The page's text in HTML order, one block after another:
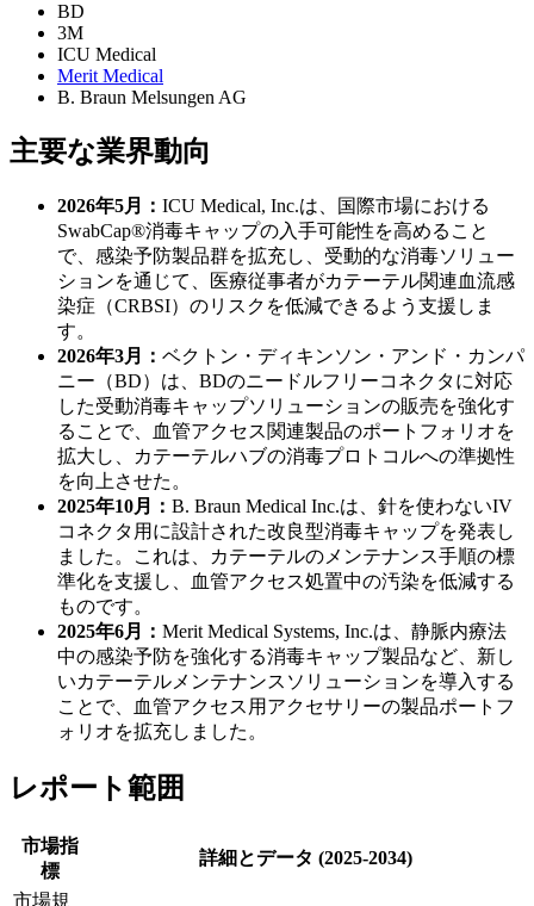
BD
3M
ICU Medical
Merit Medical
B. Braun Melsungen AG
主要な業界動向
2026年5月： ICU Medical, Inc.は、国際市場における
SwabCap®消毒キャップの入手可能性を高めること
で、感染予防製品群を拡充し、受動的な消毒ソリュー
ションを通じて、医療従事者がカテーテル関連血流感
染症（CRBSI）のリスクを低減できるよう支援しま
す。
2026年3月： ベクトン・ディキンソン・アンド・カンパ
ニー（BD）は、BDのニードルフリーコネクタに対応
した受動消毒キャップソリューションの販売を強化す
ることで、血管アクセス関連製品のポートフォリオを
拡大し、カテーテルハブの消毒プロトコルへの準拠性
を向上させた。
2025年10月： B. Braun Medical Inc.は、針を使わないIV
コネクタ用に設計された改良型消毒キャップを発表し
ました。これは、カテーテルのメンテナンス手順の標
準化を支援し、血管アクセス処置中の汚染を低減する
ものです。
2025年6月： Merit Medical Systems, Inc.は、静脈内療法
中の感染予防を強化する消毒キャップ製品など、新し
いカテーテルメンテナンスソリューションを導入する
ことで、血管アクセス用アクセサリーの製品ポートフ
ォリオを拡充しました。
レポート範囲
市場指
標
詳細とデータ (2025-2034)
市場規